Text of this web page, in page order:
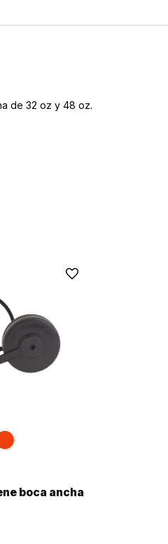
de 32 oz y 48 oz.
boca ancha